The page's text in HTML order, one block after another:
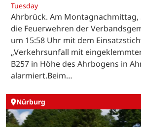
Tuesday
Ahrbrück. Am Montagnachmittag,
die Feuerwehren der
um 15:58 Uhr mit dem
„Verkehrsunfall mit
B257 in Höhe des Ahrbogens in
alarmiert.Beim…
Nürburg